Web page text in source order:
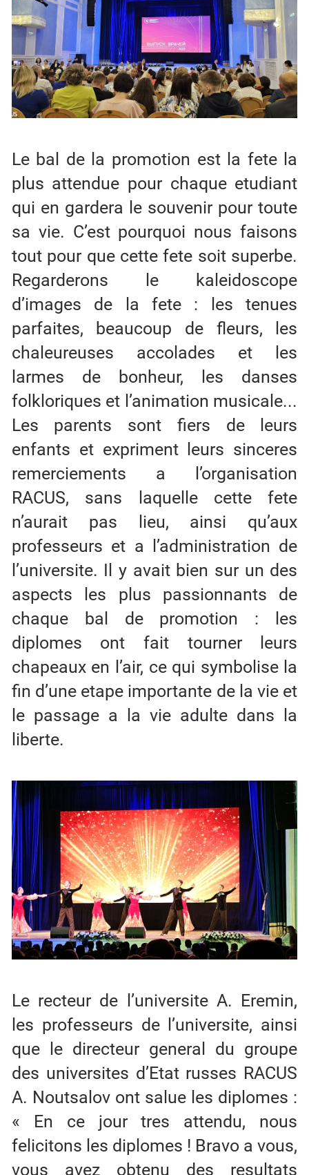
Le bal de la promotion est la fete la
plus attendue pour chaque etudiant
qui en gardera le souvenir pour toute
sa vie. C’est pourquoi nous faisons
tout pour que cette fete soit superbe.
Regarderons le kaleidoscope
d’images de la fete : les tenues
parfaites, beaucoup de fleurs, les
chaleureuses accolades et les
larmes de bonheur, les danses
folkloriques et l’animation musicale...
Les parents sont fiers de leurs
enfants et expriment leurs sinceres
remerciements a l’organisation
RACUS, sans laquelle cette fete
n’aurait pas lieu, ainsi qu’aux
professeurs et a l’administration de
l’universite. Il y avait bien sur un des
aspects les plus passionnants de
chaque bal de promotion : les
diplomes ont fait tourner leurs
chapeaux en l’air, ce qui symbolise la
fin d’une etape importante de la vie et
le passage a la vie adulte dans la
liberte.
Le recteur de l’universite A. Eremin,
les professeurs de l’universite, ainsi
que le directeur general du groupe
des universites d’Etat russes RACUS
A. Noutsalov ont salue les diplomes :
« En ce jour tres attendu, nous
felicitons les diplomes ! Bravo a vous,
vous avez obtenu des resultats